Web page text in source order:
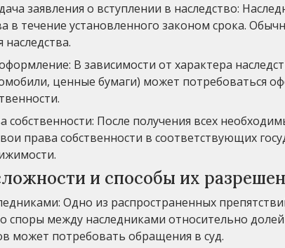
заявления о вступлении в наследство:
в течение установленного законом срока.
В зависимости от характера
ценные бумаги) может потребоваться
собственности: После получения всех
права собственности в соответствующих
и способы их
Одно из распространенных
споры между наследниками относительно
может потребовать обращения в суд.